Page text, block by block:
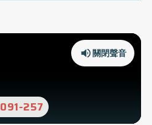
257
關閉聲音